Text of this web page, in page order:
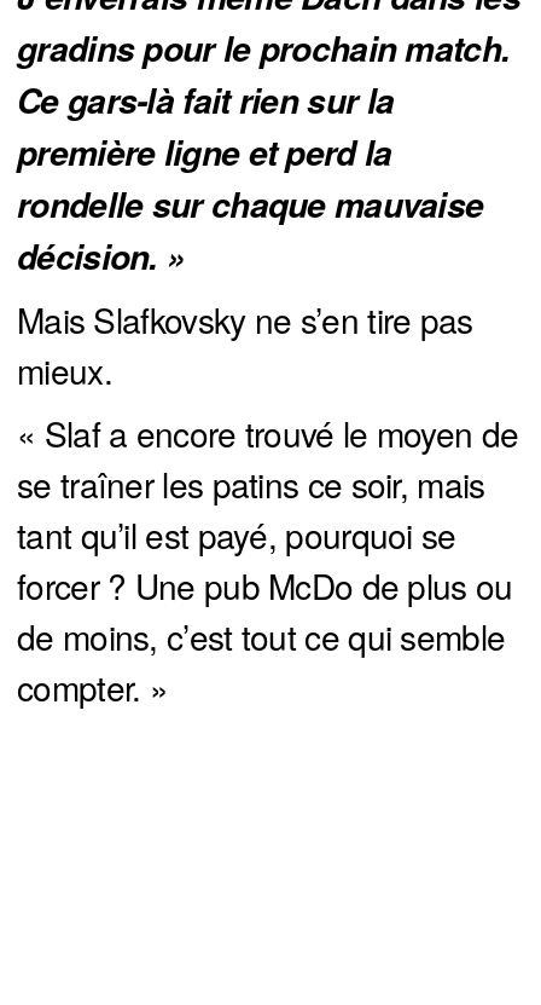
gradins pour le prochain match.
Ce gars-là fait rien sur la
première ligne et perd la
rondelle sur chaque mauvaise
décision. »
Mais Slafkovsky ne s’en tire pas
mieux.
« Slaf a encore trouvé le moyen de
se traîner les patins ce soir, mais
tant qu’il est payé, pourquoi se
forcer ? Une pub McDo de plus ou
de moins, c’est tout ce qui semble
compter. »